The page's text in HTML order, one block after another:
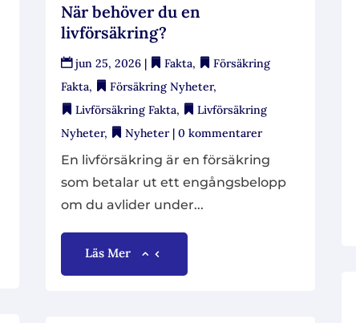
När behöver du en
livförsäkring?
jun 25, 2026| Fakta,
Försäkring
Fakta, Försäkring Nyheter,
Livförsäkring Fakta,
Livförsäkring
Nyheter, Nyheter| 0 kommentarer
En livförsäkring är en försäkring
som betalar ut ett engångsbelopp
om du avlider under...
Läs Mer